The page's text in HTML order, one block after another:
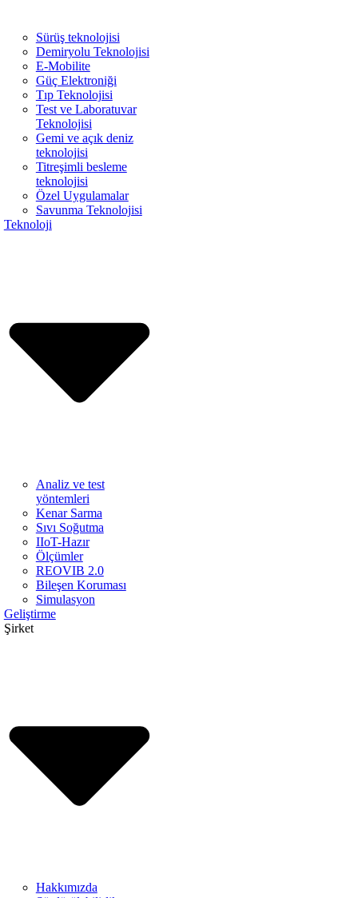
Sürüş teknolojisi
Demiryolu Teknolojisi
E-Mobilite
Güç Elektroniği
Tıp Teknolojisi
Test ve Laboratuvar
Teknolojisi
Gemi ve açık deniz
teknolojisi
Titreşimli besleme
teknolojisi
Özel Uygulamalar
Savunma Teknolojisi
Teknoloji
Analiz ve test
yöntemleri
Kenar Sarma
Sıvı Soğutma
IIoT-Hazır
Ölçümler
REOVIB 2.0
Bileşen Koruması
Simulasyon
Geliştirme
Şirket
Hakkımızda